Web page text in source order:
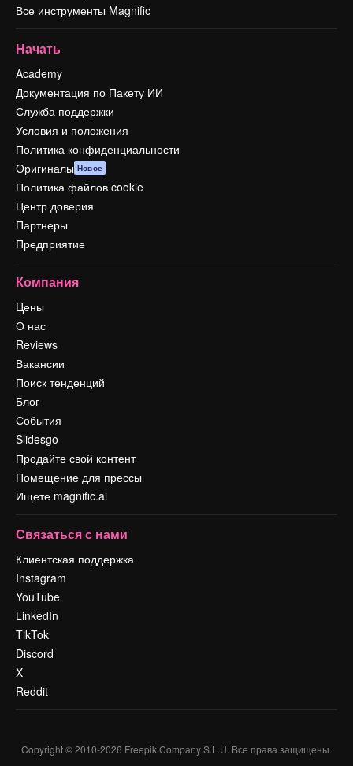
Все инструменты Magnific
Начать
Academy
Документация по Пакету ИИ
Служба поддержки
Условия и положения
Политика конфиденциальности
Оригиналы Новое
Политика файлов cookie
Центр доверия
Партнеры
Предприятие
Компания
Цены
О нас
Reviews
Вакансии
Поиск тенденций
Блог
События
Slidesgo
Продайте свой контент
Помещение для прессы
Ищете magnific.ai
Связаться с нами
Клиентская поддержка
Instagram
YouTube
LinkedIn
TikTok
Discord
X
Reddit
Copyright © 2010-2026 Freepik Company S.L.U. Все права защищены.